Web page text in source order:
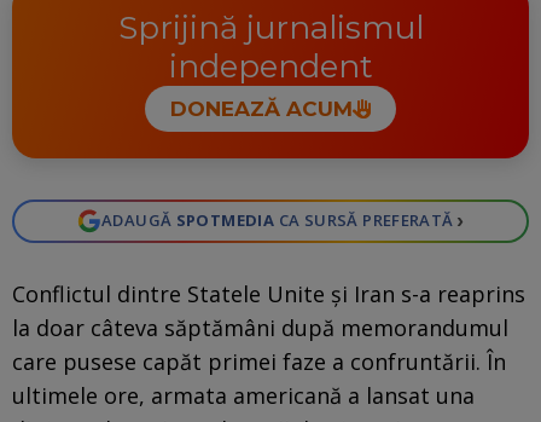
Sprijină jurnalismul
independent
DONEAZĂ ACUM
ADAUGĂ SPOTMEDIA CA SURSĂ PREFERATĂ ›
Conflictul dintre Statele Unite și Iran s-a reaprins
la doar câteva săptămâni după memorandumul
care pusese capăt primei faze a confruntării. În
ultimele ore, armata americană a lansat una